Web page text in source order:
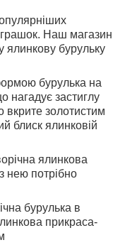
Наш магазин
ялинкову бурульку
бурулька на
нагадує застиглу
вкрите золотистим
блиск ялинковій
ялинкова
нею потрібно
бурулька в
прикраса-